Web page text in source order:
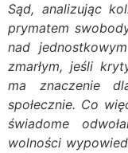
Sąd, analizując
prymatem
nad
zmarłym, jeśli
ma znaczenie
społecznie. Co
świadome
wolności